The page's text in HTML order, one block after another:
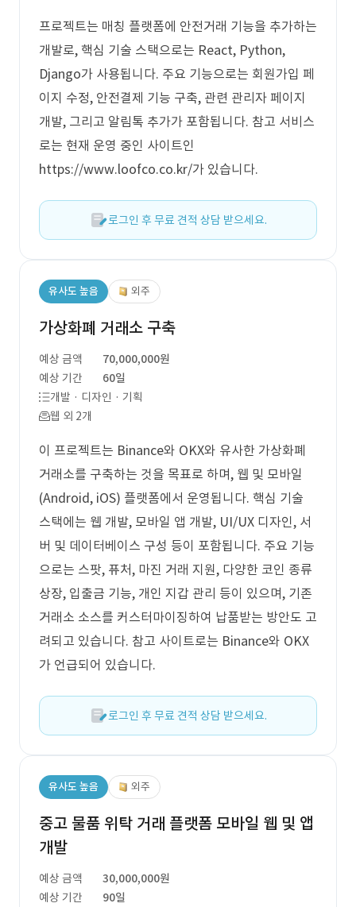
프로젝트는 매칭 플랫폼에 안전거래 기능을 추가하는
개발로, 핵심 기술 스택으로는 React, Python,
Django가 사용됩니다. 주요 기능으로는 회원가입 페
이지 수정, 안전결제 기능 구축, 관련 관리자 페이지
개발, 그리고 알림톡 추가가 포함됩니다. 참고 서비스
로는 현재 운영 중인 사이트인
https://www.loofco.co.kr/가 있습니다.
로그인 후 무료 견적 상담 받으세요.
유사도 높음 외주
가상화폐 거래소 구축
예상 금액
70,000,000원
예상 기간
60일
개발 · 디자인 · 기획
웹 외 2개
이 프로젝트는 Binance와 OKX와 유사한 가상화폐
거래소를 구축하는 것을 목표로 하며, 웹 및 모바일
(Android, iOS) 플랫폼에서 운영됩니다. 핵심 기술
스택에는 웹 개발, 모바일 앱 개발, UI/UX 디자인, 서
버 및 데이터베이스 구성 등이 포함됩니다. 주요 기능
으로는 스팟, 퓨처, 마진 거래 지원, 다양한 코인 종류
상장, 입출금 기능, 개인 지갑 관리 등이 있으며, 기존
거래소 소스를 커스터마이징하여 납품받는 방안도 고
려되고 있습니다. 참고 사이트로는 Binance와 OKX
가 언급되어 있습니다.
로그인 후 무료 견적 상담 받으세요.
유사도 높음 외주
중고 물품 위탁 거래 플랫폼 모바일 웹 및 앱
개발
예상 금액
30,000,000원
예상 기간
90일